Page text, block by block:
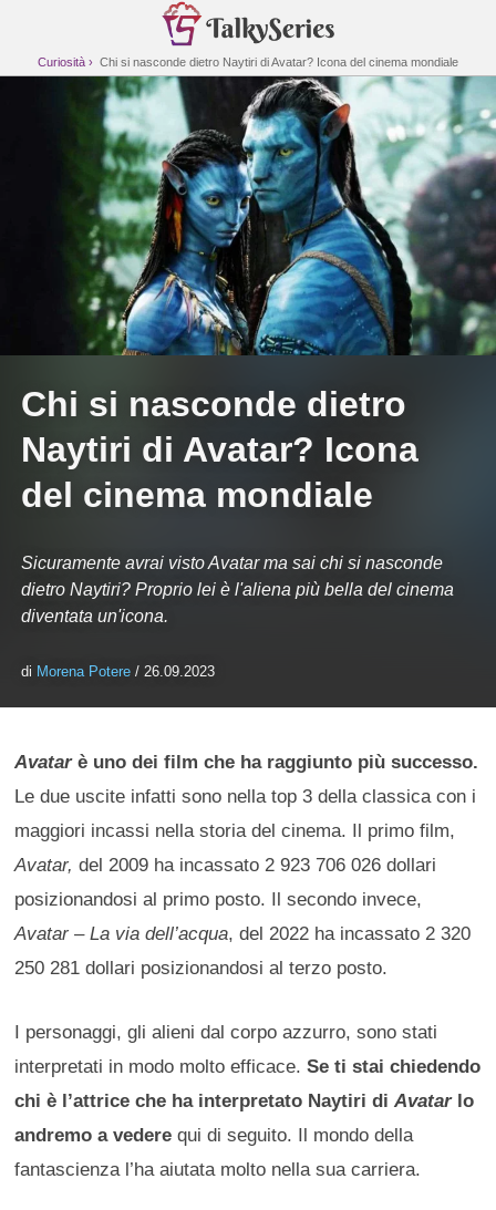
Curiosità Chi si nasconde dietro Naytiri di Avatar? Icona del cinema mondiale
Chi si nasconde dietro
Naytiri di Avatar? Icona
del cinema mondiale
Sicuramente avrai visto Avatar ma sai chi si nasconde
dietro Naytiri? Proprio lei è l'aliena più bella del cinema
diventata un'icona.
di Morena Potere / 26.09.2023
Avatarè uno dei film che ha raggiunto più successo.
Le due uscite infatti sono nella top 3 della classica con i
maggiori incassi nella storia del cinema. Il primo film,
Avatar, del 2009 ha incassato 2 923 706 026 dollari
posizionandosi al primo posto. Il secondo invece,
Avatar – La via dell’acqua, del 2022 ha incassato 2 320
250 281 dollari posizionandosi al terzo posto.
I personaggi, gli alieni dal corpo azzurro, sono stati
interpretati in modo molto efficace.Se ti stai chiedendo
chi è l’attrice che ha interpretato Naytiri diAvatarlo
andremo a vedere qui di seguito. Il mondo della
fantascienza l’ha aiutata molto nella sua carriera.